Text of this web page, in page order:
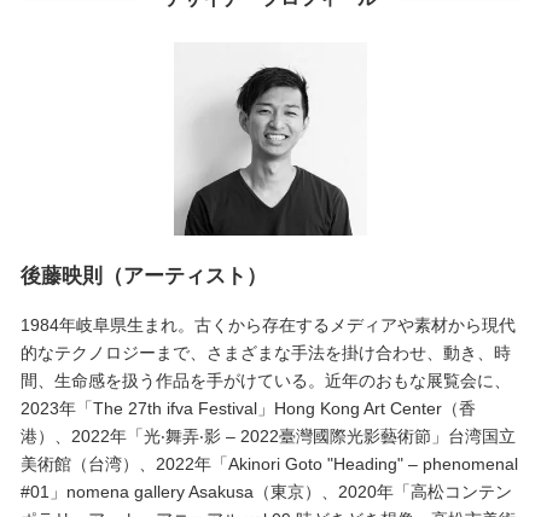
後藤映則（アーティスト）
1984年岐阜県生まれ。古くから存在するメディアや素材から現代
的なテクノロジーまで、さまざまな手法を掛け合わせ、動き、時
間、生命感を扱う作品を手がけている。近年のおもな展覧会に、
2023年「The 27th ifva Festival」Hong Kong Art Center（香
港）、2022年「光‧舞弄‧影 – 2022臺灣國際光影藝術節」台湾国立
美術館（台湾）、2022年「Akinori Goto "Heading" – phenomenal
#01」nomena gallery Asakusa（東京）、2020年「高松コンテン